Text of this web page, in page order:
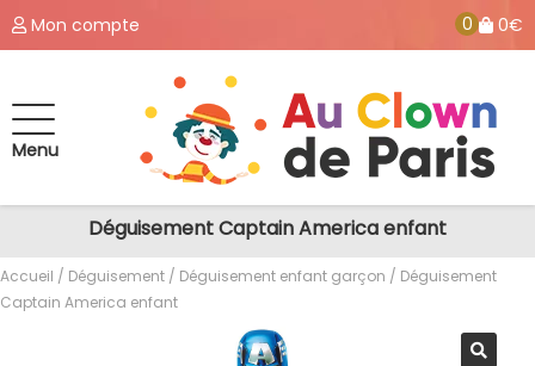
Mon compte 0 0€
Menu
Déguisement Captain America enfant
Accueil / Déguisement / Déguisement enfant garçon / Déguisement
Captain America enfant